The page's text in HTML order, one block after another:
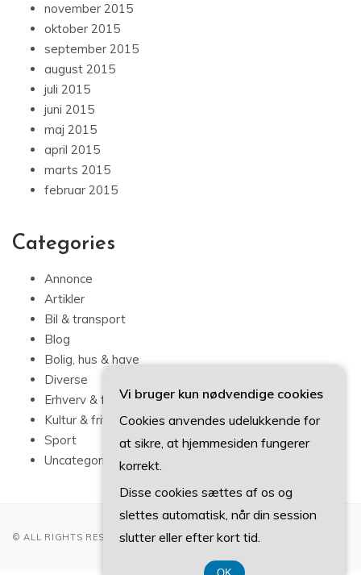
november 2015
oktober 2015
september 2015
august 2015
juli 2015
juni 2015
maj 2015
april 2015
marts 2015
februar 2015
Categories
Annonce
Artikler
Bil & transport
Blog
Bolig, hus & have
Diverse
Erhverv & forbrug
Kultur & fritid
Sport
Uncategorized
© ALL RIGHTS RESERVED 2022
Vi bruger kun nødvendige cookies
Cookies anvendes udelukkende for
at sikre, at hjemmesiden fungerer
korrekt.
Disse cookies sættes af os og
slettes automatisk, når din session
slutter eller efter kort tid.